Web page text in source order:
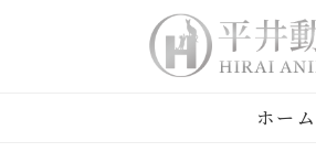
ホーム